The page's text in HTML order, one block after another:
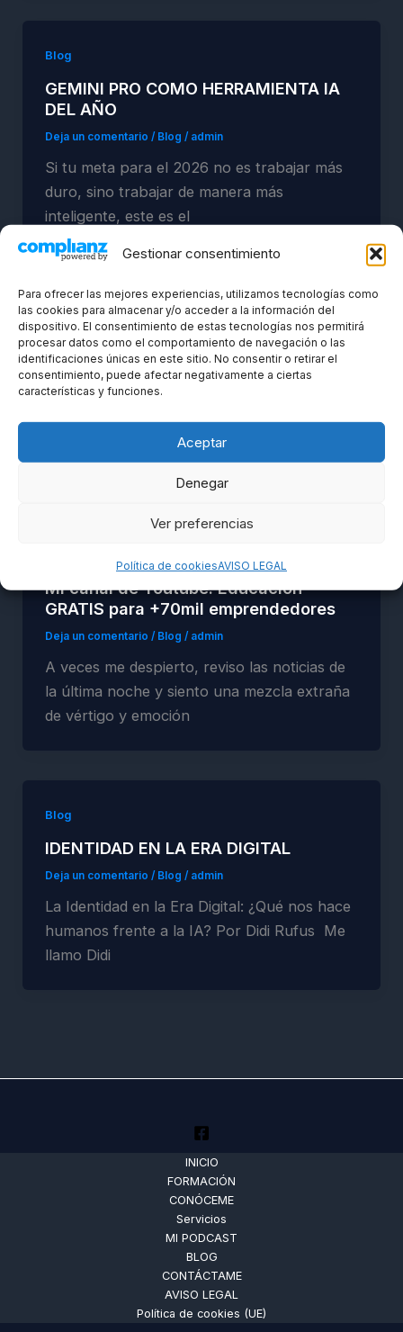
Gestionar consentimiento
Para ofrecer las mejores experiencias, utilizamos tecnologías como
las cookies para almacenar y/o acceder a la información del
dispositivo. El consentimiento de estas tecnologías nos permitirá
procesar datos como el comportamiento de navegación o las
identificaciones únicas en este sitio. No consentir o retirar el
consentimiento, puede afectar negativamente a ciertas
características y funciones.
Aceptar
Denegar
Ver preferencias
Política de cookiesAVISO LEGAL
Blog
GEMINI PRO COMO HERRAMIENTA IA
DEL AÑO
Deja un comentario / Blog / admin
Si tu meta para el 2026 no es trabajar más
duro, sino trabajar de manera más
inteligente, este es el
Blog
PROMPTS ÉTICOS
Deja un comentario /Blog/admin
transformado la creación de contenido,
Mi canal de Youtube: Educación
GRATIS para +70mil emprendedores
Deja un comentario / Blog / admin
A veces me despierto, reviso las noticias de
la última noche y siento una mezcla extraña
de vértigo y emoción
Blog
IDENTIDAD EN LA ERA DIGITAL
Deja un comentario / Blog / admin
La Identidad en la Era Digital: ¿Qué nos hace
humanos frente a la IA? Por Didi Rufus Me
llamo Didi
INICIO
FORMACIÓN
CONÓCEME
Servicios
MI PODCAST
BLOG
CONTÁCTAME
AVISO LEGAL
Política de cookies (UE)